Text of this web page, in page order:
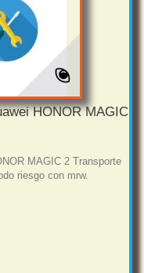
HONOR MAGIC
MAGIC 2 Transporte
riesgo con mrw.